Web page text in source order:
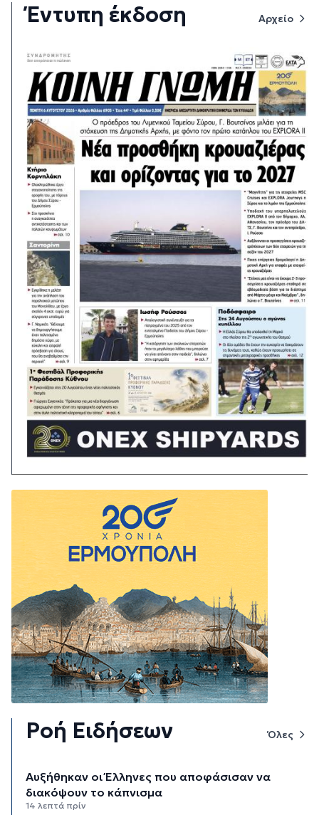
Έντυπη έκδοση Αρχείο
Ροή Ειδήσεων Όλες
Αυξήθηκαν οι Έλληνες που αποφάσισαν να
διακόψουν το κάπνισμα
14 λεπτά πρίν